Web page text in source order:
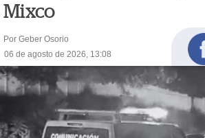
Mixco
Por Geber Osorio
06 de agosto de 2026, 13:08